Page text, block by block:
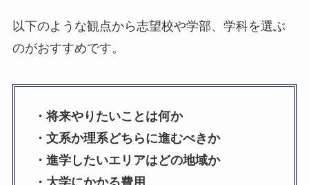
以下のような観点から志望校や学部、学科を選ぶ
のがおすすめです。
・将来やりたいことは何か
・文系か理系どちらに進むべきか
・進学したいエリアはどの地域か
・大学にかかる費用